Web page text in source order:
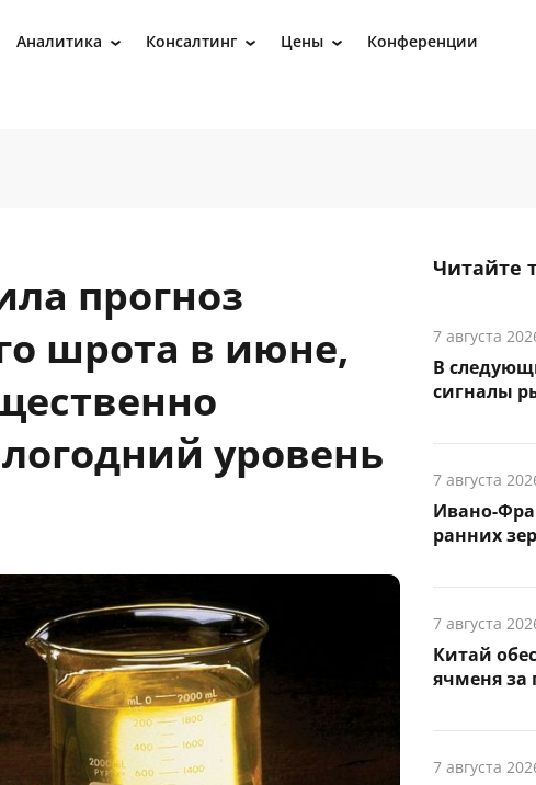
Аналитика › Консалтинг › Цены › Конференции
прогноз
шрота в июне,
уровень
Читайте
7 августа
В
сигналы
7 августа
Ивано-
ранних
7 августа
Китай
ячменя за
7 августа